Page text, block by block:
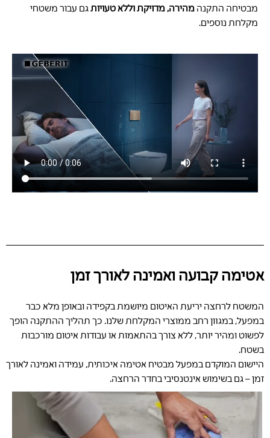
מבטיחה התקנה מהירה, מדויקת וללא טעויותגם עבור משטחי
מקלחת נוספים.
אטימה קבועה ואמינה לאורך זמן
המשטח לרחצה יריעת האיטום מיושמת בקפידה ובאופן מלא כבר
במפעל, במגוון רחב ממוצרי המקלחת שלנו. כך תהליך ההתקנה הופך
לפשוט ומהיר יותר, ללא צורך בהתאמות או עבודות איטום מורכבות
בשטח.
היישום המוקדם במפעל מבטיח אטימה איכותית, עמידה ואמינה לאורך
זמן – גם בשימוש אינטנסיבי בחדר הרחצה.